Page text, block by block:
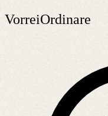
VorreiOrdinare